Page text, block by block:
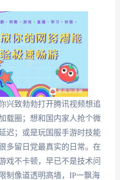
兴致勃勃打开腾讯视频想追
载圈；想和国内家人抢个微
迟；或是玩国服手游时技能
多留日党最真实的日常。在
戏不卡顿，早已不是技术问
制像道透明高墙，IP一飘海